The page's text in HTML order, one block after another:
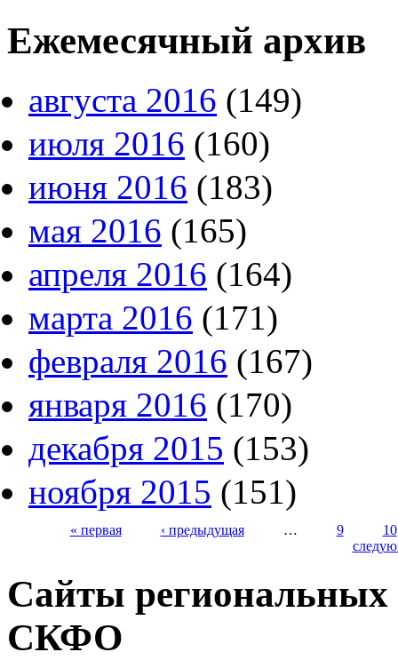
Ежемесячный архив
августа 2016 (149)
июля 2016 (160)
июня 2016 (183)
мая 2016 (165)
апреля 2016 (164)
марта 2016 (171)
февраля 2016 (167)
января 2016 (170)
декабря 2015 (153)
ноября 2015 (151)
« первая ‹ предыдущая … 9
10
Сайты
СКФО